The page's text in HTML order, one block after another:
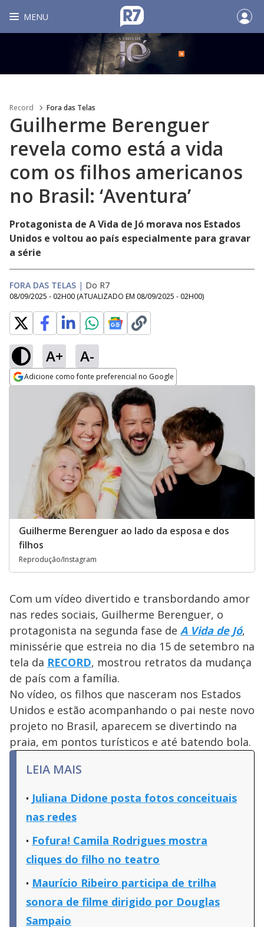
MENU
Record Fora das Telas
Guilherme Berenguer
revela como está a vida
com os filhos americanos
no Brasil: ‘Aventura’
Protagonista de A Vida de Jó morava nos Estados
Unidos e voltou ao país especialmente para gravar
a série
FORA DAS TELAS | Do R7
08/09/2025 - 02H00 (ATUALIZADO EM 08/09/2025 - 02H00)
A+ A-
Adicione como fonte preferencial no Google
Opens in new window
Guilherme Berenguer ao lado da esposa e dos
filhos
Reprodução/Instagram
Com um vídeo divertido e transbordando amor
nas redes sociais, Guilherme Berenguer, o
protagonista na segunda fase de A Vida de Jó,
minissérie que estreia no dia 15 de setembro na
tela da RECORD, mostrou retratos da mudança
de país com a família.
No vídeo, os filhos que nasceram nos Estados
Unidos e estão acompanhando o pai neste novo
projeto no Brasil, aparecem se divertindo na
praia, em pontos turísticos e até batendo bola.
LEIA MAIS
Juliana Didone posta fotos conceituais
nas redes
Fofura! Camila Rodrigues mostra
cliques do filho no teatro
Maurício Ribeiro participa de trilha
sonora de filme dirigido por Douglas
Sampaio